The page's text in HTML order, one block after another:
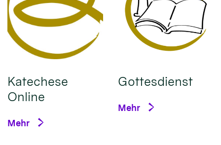
Katechese
Online
Mehr
Gottesdienst
Mehr